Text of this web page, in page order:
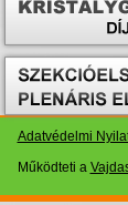
Adatvédelmi
Működteti a